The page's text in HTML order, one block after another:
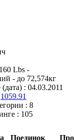
160 Lbs -
- до 72,574кг
: 04.03.2011
1059.91
: 8
: 105
Поединок